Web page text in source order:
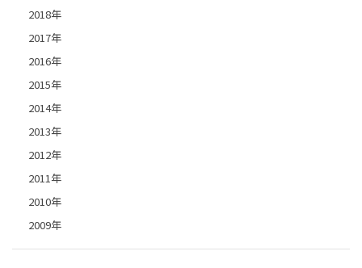
2018年
2017年
2016年
2015年
2014年
2013年
2012年
2011年
2010年
2009年